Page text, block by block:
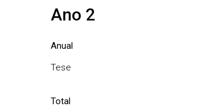
Ano 2
Anual
Tese
Total